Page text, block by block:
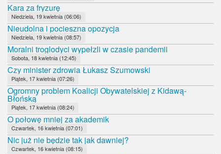
Kara za fryzurę
Niedziela, 19 kwietnia (06:06)
Nieudolna i pocieszna opozycja
Niedziela, 19 kwietnia (08:57)
Moralni troglodyci wypełzli w czasie pandemii
Sobota, 18 kwietnia (12:45)
Czy minister zdrowia Łukasz Szumowski
Piątek, 17 kwietnia (07:26)
Ogromny problem Koalicji Obywatelskiej z Kidawą-
Błońską
Piątek, 17 kwietnia (08:24)
O połowę mniej za akademik
Czwartek, 16 kwietnia (07:01)
Nic już nie będzie tak jak dawniej?
Czwartek, 16 kwietnia (08:15)